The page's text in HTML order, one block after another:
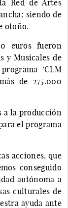
Red de Artes
siendo de
otoño.
euros fueron
y Musicales de
‘CLM
de 275.000
a la producción
el programa
acciones, que
conseguido
autónoma a
culturales de
ayuda ante